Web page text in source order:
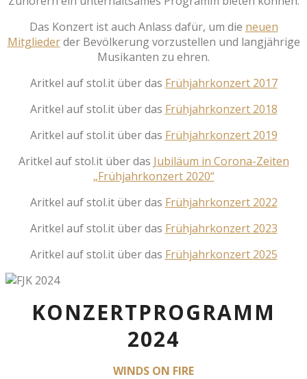
Das Konzert ist auch Anlass dafür, um die neuen
Mitgliederder Bevölkerung vorzustellen und langjährige
Musikanten zu ehren.
Aritkel auf stol.it über das Frühjahrkonzert 2017
Aritkel auf stol.it über das Frühjahrkonzert 2018
Aritkel auf stol.it über das Frühjahrkonzert 2019
Aritkel auf stol.it über das Jubiläum in Corona-Zeiten
„Frühjahrkonzert 2020“
Aritkel auf stol.it über das Frühjahrkonzert 2022
Aritkel auf stol.it über das Frühjahrkonzert 2023
Aritkel auf stol.it über das Frühjahrkonzert 2025
KONZERTPROGRAMM
2024
WINDS ON FIRE